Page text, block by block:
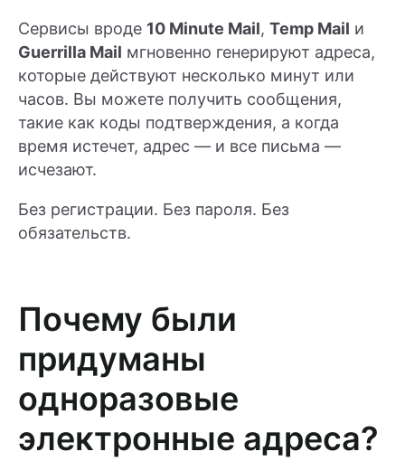
Сервисы вроде 10 Minute Mail, Temp Mail и
Guerrilla Mail мгновенно генерируют адреса,
которые действуют несколько минут или
часов. Вы можете получить сообщения,
такие как коды подтверждения, а когда
время истечет, адрес — и все письма —
исчезают.
Без регистрации. Без пароля. Без
обязательств.
Почему были
придуманы
одноразовые
электронные адреса?